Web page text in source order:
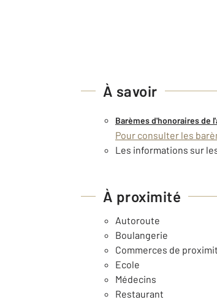
À savoir
Barèmes d'honoraires de
Pour consulter les
Les informations sur
À proximité
Autoroute
Boulangerie
Commerces de
Ecole
Médecins
Restaurant